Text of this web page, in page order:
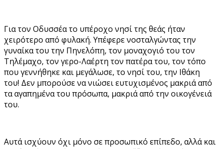
Για τον Οδυσσέα το υπέροχο νησί της θεάς ήταν
χειρότερο από φυλακή. Υπέφερε νοσταλγώντας την
γυναίκα του την Πηνελόπη, τον μοναχογιό του τον
Τηλέμαχο, τον γερο-Λαέρτη τον πατέρα του, τον τόπο
που γεννήθηκε και μεγάλωσε, το νησί του, την Ιθάκη
του! Δεν μπορούσε να νιώσει ευτυχισμένος μακριά από
τα αγαπημένα του πρόσωπα, μακριά από την οικογένειά
του.
Αυτά ισχύουν όχι μόνο σε προσωπικό επίπεδο, αλλά και